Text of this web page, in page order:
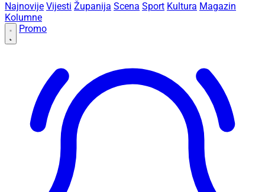
Najnovije Vijesti Županija Scena Sport Kultura Magazin
Kolumne
Promo